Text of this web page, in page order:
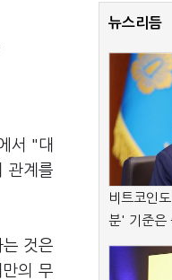
서 "대
관계를
것은
의 무
뉴스리듬
비트코인
분' 기준은